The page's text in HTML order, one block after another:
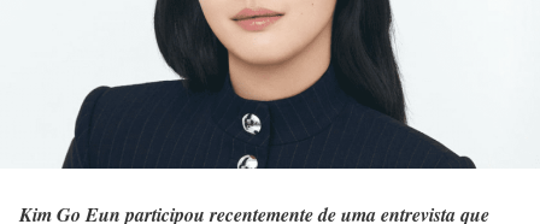
Kim Go Eun participou recentemente de uma entrevista que